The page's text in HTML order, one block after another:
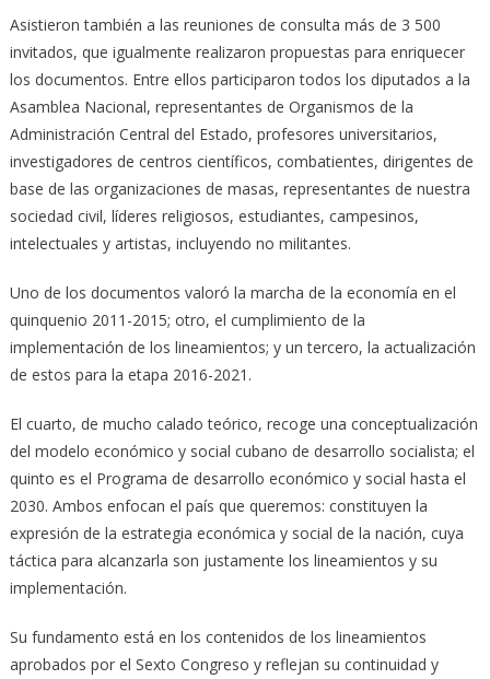
Asistieron también a las reuniones de consulta más de 3 500
invitados, que igualmente realizaron propuestas para enriquecer
los documentos. Entre ellos participaron todos los diputados a la
Asamblea Nacional, representantes de Organismos de la
Administración Central del Estado, profesores universitarios,
investigadores de centros científicos, combatientes, dirigentes de
base de las organizaciones de masas, representantes de nuestra
sociedad civil, líderes religiosos, estudiantes, campesinos,
intelectuales y artistas, incluyendo no militantes.
Uno de los documentos valoró la marcha de la economía en el
quinquenio 2011-2015; otro, el cumplimiento de la
implementación de los lineamientos; y un tercero, la actualización
de estos para la etapa 2016-2021.
El cuarto, de mucho calado teórico, recoge una conceptualización
del modelo económico y social cubano de desarrollo socialista; el
quinto es el Programa de desarrollo económico y social hasta el
2030. Ambos enfocan el país que queremos: constituyen la
expresión de la estrategia económica y social de la nación, cuya
táctica para alcanzarla son justamente los lineamientos y su
implementación.
Su fundamento está en los contenidos de los lineamientos
aprobados por el Sexto Congreso y reflejan su continuidad y